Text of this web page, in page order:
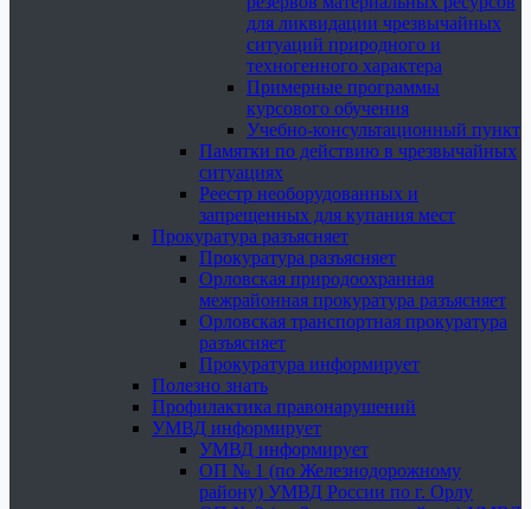
для ликвидации чрезвычайных
ситуаций природного и
техногенного характера
Примерные программы
курсового обучения
Учебно-консультационный пункт
Памятки по действию в чрезвычайных
ситуациях
Реестр необорудованных и
запрещенных для купания мест
Прокуратура разъясняет
Прокуратура разъясняет
Орловская природоохранная
межрайонная прокуратура разъясняет
Орловская транспортная прокуратура
разъясняет
Прокуратура информирует
Полезно знать
Профилактика правонарушений
УМВД информирует
УМВД информирует
ОП № 1 (по Железнодорожному
району) УМВД России по г. Орлу